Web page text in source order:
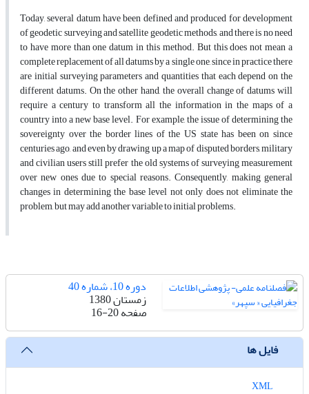
Today, several datum have been defined and produced for development
of geodetic surveying and satellite geodetic methods, and there is no need
to have more than one datum in this method. But this does not mean a
complete replacement of all datums by a single one, since in practice there
are initial surveying parameters and quantities that each depend on the
different datums. On the other hand, the overall change of datums will
require a century to transform all the information in the maps of a
country into a new base level. For example, the issue of determining the
sovereignty over the border lines of the US state has been on since
centuries ago, and even by drawing up a map of disputed borders, military
and civilian users still prefer the old systems of surveying measurement
over new ones due to special reasons. Consequently, making general
changes in determining the base level not only does not eliminate the
problem, but may add another variable to initial problems.
دوره 10، شماره 40
زمستان 1380
صفحه16-20
فایل ها